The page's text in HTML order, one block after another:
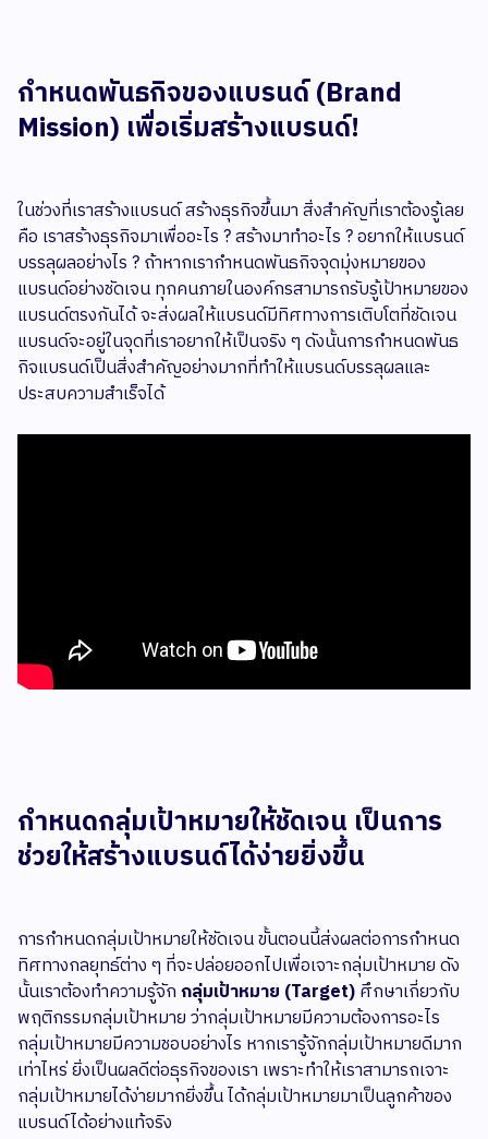
กำหนดพันธกิจของแบรนด์ (Brand
Mission) เพื่อเริ่มสร้างแบรนด์!
ในช่วงที่เราสร้างแบรนด์ สร้างธุรกิจขึ้นมา สิ่งสำคัญที่เราต้องรู้เลย
คือ เราสร้างธุรกิจมาเพื่ออะไร ? สร้างมาทำอะไร ? อยากให้แบรนด์
บรรลุผลอย่างไร ? ถ้าหากเรากำหนดพันธกิจจุดมุ่งหมายของ
แบรนด์อย่างชัดเจน ทุกคนภายในองค์กรสามารถรับรู้เป้าหมายของ
แบรนด์ตรงกันได้ จะส่งผลให้แบรนด์มีทิศทางการเติบโตที่ชัดเจน
แบรนด์จะอยู่ในจุดที่เราอยากให้เป็นจริง ๆ ดังนั้นการกำหนดพันธ
กิจแบรนด์เป็นสิ่งสำคัญอย่างมากที่ทำให้แบรนด์บรรลุผลและ
ประสบความสำเร็จได้
กำหนดกลุ่มเป้าหมายให้ชัดเจน เป็นการ
ช่วยให้สร้างแบรนด์ได้ง่ายยิ่งขึ้น
การกำหนดกลุ่มเป้าหมายให้ชัดเจน ขั้นตอนนี้ส่งผลต่อการกำหนด
ทิศทางกลยุทธ์ต่าง ๆ ที่จะปล่อยออกไปเพื่อเจาะกลุ่มเป้าหมาย ดัง
นั้นเราต้องทำความรู้จักกลุ่มเป้าหมาย (Target)ศึกษาเกี่ยวกับ
พฤติกรรมกลุ่มเป้าหมาย ว่ากลุ่มเป้าหมายมีความต้องการอะไร
กลุ่มเป้าหมายมีความชอบอย่างไร หากเรารู้จักกลุ่มเป้าหมายดีมาก
เท่าไหร่ ยิ่งเป็นผลดีต่อธุรกิจของเรา เพราะทำให้เราสามารถเจาะ
กลุ่มเป้าหมายได้ง่ายมากยิ่งขึ้น ได้กลุ่มเป้าหมายมาเป็นลูกค้าของ
แบรนด์ได้อย่างแท้จริง